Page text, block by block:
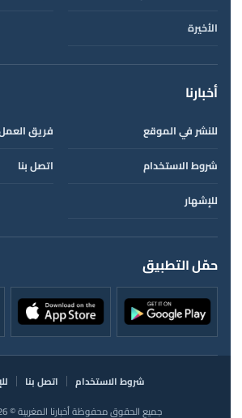
الأخيرة
أخبارنا
للنشر في الموقع
فريق
شروط الاستخدام
اتصل بنا
للإشهار
حمّل التطبيق
شروط الاستخدام اتصل بنا
جميع الحقوق محفوظة أخبارنا المغربية © 2026 - 2011